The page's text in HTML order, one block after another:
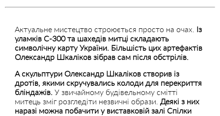
Актуальне мистецтво строюється просто на очах. Із
уламків С-300 та шахедів митці складають
символічну карту України. Більшість цих артефактів
Олександр Шкаліков зібрав сам після обстрілів.
А скульптури Олександр Шкаліков створив із
дротів, якими скручувались колоди для перекриття
бліндажів. У звичайному будівельному смітті
митець зміг розгледіти незвичні образи. Деякі з них
наразі можна побачити у виставковій залі Спілки